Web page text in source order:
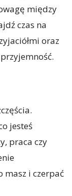
między
czas na
oraz
jesteś
praca czy
masz i czerpać